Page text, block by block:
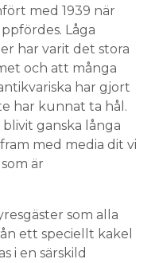
med 1939 när
Låga
har varit det stora
och att många
har gjort
har kunnat ta hål.
ganska långa
med media dit vi
är
som alla
ett speciellt kakel
i en särskild